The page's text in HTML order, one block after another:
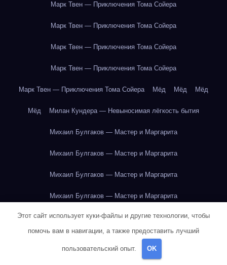
Марк Твен — Приключения Тома Сойера
Марк Твен — Приключения Тома Сойера
Марк Твен — Приключения Тома Сойера
Марк Твен — Приключения Тома Сойера
Марк Твен — Приключения Тома Сойера Мёд Мёд Мёд
Мёд Милан Кундера — Невыносимая лёгкость бытия
Михаил Булгаков — Мастер и Маргарита
Михаил Булгаков — Мастер и Маргарита
Михаил Булгаков — Мастер и Маргарита
Михаил Булгаков — Мастер и Маргарита
Михаил Булгаков — Мастер и Маргарита
Михаил Булгаков — Мастер и Маргарита
Михаил Булгаков — Мастер и Маргарита
Этот сайт использует куки-файлы и другие технологии, чтобы
помочь вам в навигации, а также предоставить лучший
пользовательский опыт. OK